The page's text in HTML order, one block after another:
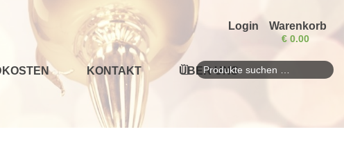
Login Warenkorb
€ 0.00
KONTAKT ÜBER UNS
Suchen